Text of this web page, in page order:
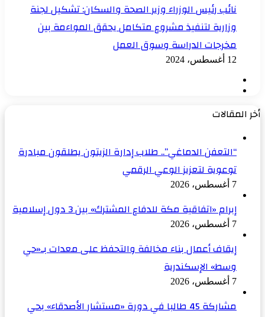
نائب رئيس الوزراء وزير الصحة والسكان: تشكيل لجنة
وزارية لتنفيذ مشروع متكامل يحقق المواءمة بين
مخرجات الدراسة وسوق العمل
12 أغسطس، 2024
أخر المقالات
“التعفن الدماغي”.. طلاب إدارة الزيتون يطلقون مبادرة
توعوية لتعزيز الوعي الرقمي
7 أغسطس، 2026
إبرام «اتفاقية مكة للدفاع المشترك» بين 3 دول إسلامية
7 أغسطس، 2026
إيقاف أعمال بناء مخالفة والتحفظ على معدات بـ«حي
وسط» الإسكندرية
7 أغسطس، 2026
مشاركة 45 طالبا في دورة «مستشار الأصدقاء» بحي